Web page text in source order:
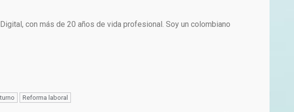
con más de 20 años de vida profesional. Soy un colombiano
Reforma laboral